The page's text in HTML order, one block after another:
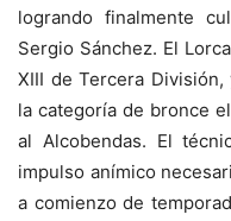
logrando finalmente
Sergio Sánchez. El
XIII de Tercera
la categoría de bronce
al Alcobendas. El
impulso anímico
a comienzo de